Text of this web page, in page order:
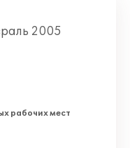
2005
рабочих мест